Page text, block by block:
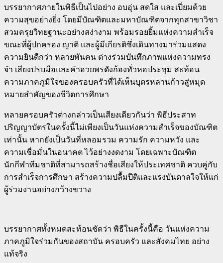
บรรยากาศภายในพิธีเป็นไปอย่าง อบอุ่น สดใส และเปี่ยมด้วย
ความสุขอย่างยิ่ง โดยมีบัณฑิตและมหาบัณฑิตจากทุกสาขาวิชา
สวมครุยวิทยฐานะอย่างสง่างาม พร้อมรอยยิ้มแห่งความสำเร็จ
ขณะที่ผู้ปกครอง ญาติ และผู้มีเกียรติซึ่งเดินทางมาร่วมแสดง
ความยินดีกว่า หลายพันคน ต่างร่วมบันทึกภาพแห่งความทรง
จำ เสียงปรบมือและคำอวยพรดังก้องทั่วหอประชุม สะท้อน
ความภาคภูมิใจของครอบครัวที่ได้เห็นบุตรหลานก้าวสู่หมุด
หมายสำคัญของชีวิตการศึกษา
หลายครอบครัวต่างกล่าวเป็นเสียงเดียวกันว่า พิธีประสาท
ปริญญาบัตรในครั้งนี้ไม่เพียงเป็นวันแห่งความสำเร็จของบัณฑิต
เท่านั้น หากยังเป็นวันที่หลอมรวม ความรัก ความหวัง และ
ความเชื่อมั่นในอนาคต ไว้อย่างงดงาม โดยเฉพาะบัณฑิต
นักกีฬาทีมชาติที่สามารถสร้างชื่อเสียงให้ประเทศชาติ ควบคู่กับ
การสำเร็จการศึกษา สร้างความปลื้มปีติและแรงบันดาลใจให้แก่
ผู้ร่วมงานอย่างกว้างขวาง
บรรยากาศทั้งหมดสะท้อนชัดว่า พิธีในครั้งนี้คือ วันแห่งความ
ภาคภูมิใจร่วมกันของสถาบัน ครอบครัว และสังคมไทย อย่าง
แท้จริง